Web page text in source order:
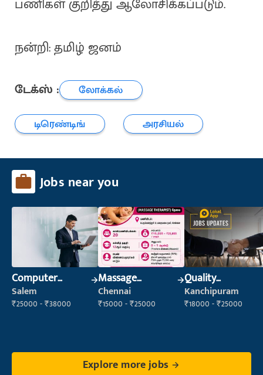
பணிகள் குறித்து ஆலோசிக்கப்படும்.
நன்றி: தமிழ் ஜனம்
டேக்ஸ் :
லோக்கல்
டிரெண்டிங்
அரசியல்
Jobs near you
Computer
Operator
Salem
₹25000 - ₹38000
Massage
Therapist
Chennai
₹15000 - ₹25000
Quality
Inspector
Kanchipuram
₹18000 - ₹25000
Explore more jobs